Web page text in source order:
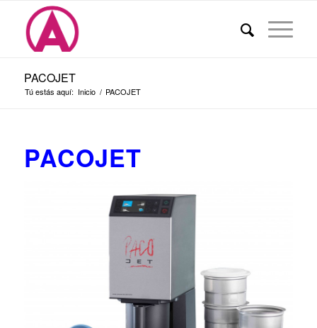
PACOJET
Tú estás aquí: Inicio / PACOJET
PACOJET